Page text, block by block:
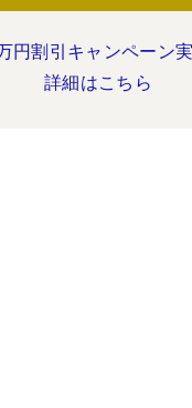
円割引キャンペーン
詳細はこちら